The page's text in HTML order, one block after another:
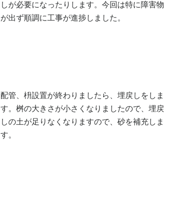
しが必要になったりします。 今回は特に障害物
が出ず順調に工事が進捗しました。
配管、枡設置が終わりましたら、埋戻しをしま
す。 桝の大きさが小さくなりましたので、埋戻
しの土が足りなくなりますので、砂を補充しま
す。